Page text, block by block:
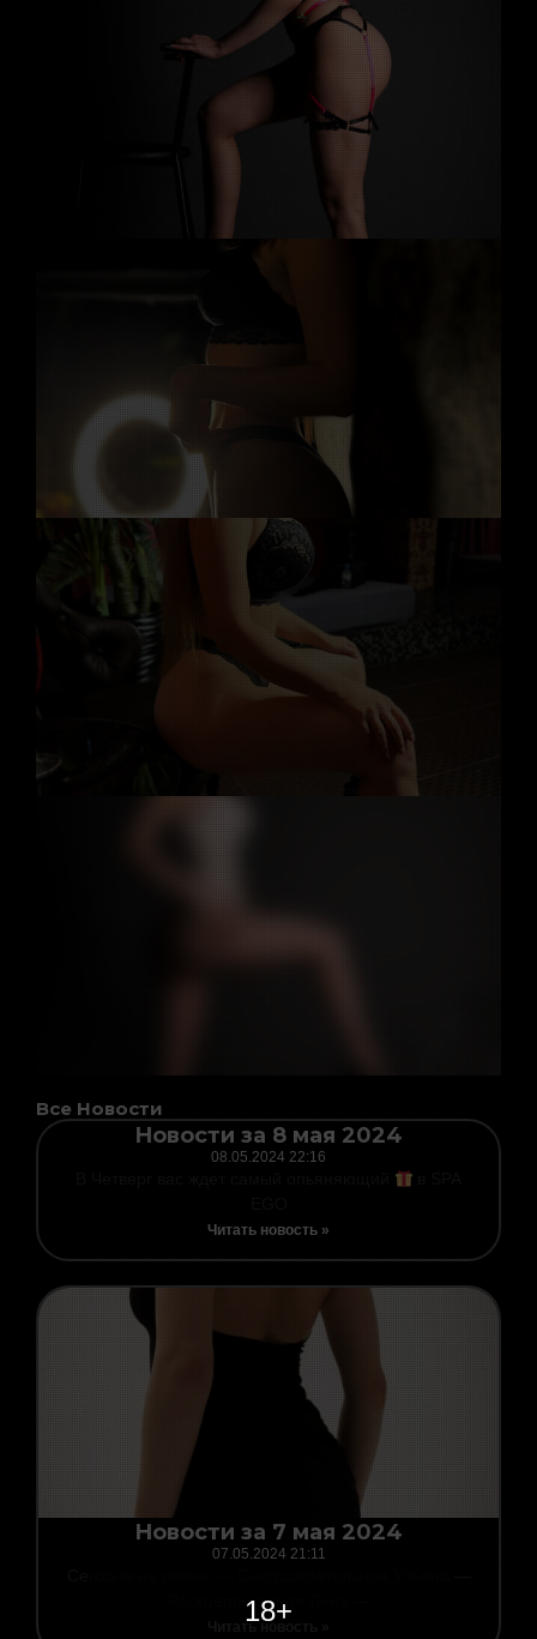
Все Новости
Новости за 8 мая 2024
08.05.2024 22:16
Читать новость »
Новости за 7 мая 2024
07.05.2024 21:11
Раскрепощенная Лина —
Page Page Page Page Page
18+